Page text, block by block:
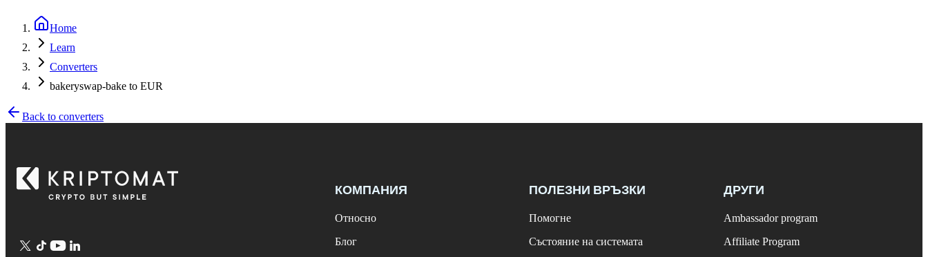
Home
Learn
Converters
bakeryswap-bake to EUR
Back to converters
КОМПАНИЯ
Относно
Блог
ПОЛЕЗНИ ВРЪЗКИ
Помогне
Състояние на системата
ДРУГИ
Ambassador program
Affiliate Program